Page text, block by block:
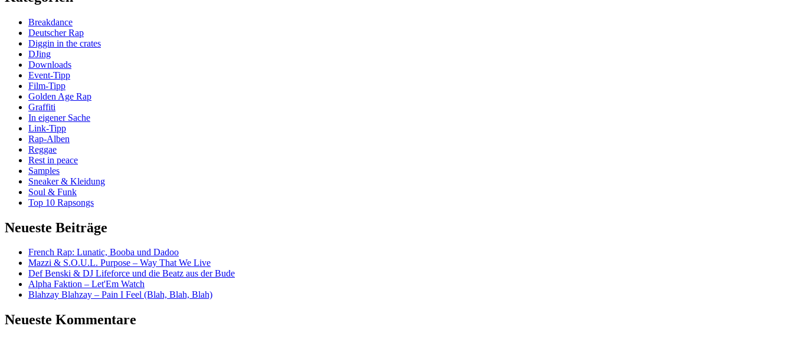
Breakdance
Deutscher Rap
Diggin in the crates
DJing
Downloads
Event-Tipp
Film-Tipp
Golden Age Rap
Graffiti
In eigener Sache
Link-Tipp
Rap-Alben
Reggae
Rest in peace
Samples
Sneaker & Kleidung
Soul & Funk
Top 10 Rapsongs
Neueste Beiträge
French Rap: Lunatic, Booba und Dadoo
Mazzi & S.O.U.L. Purpose – Way That We Live
Def Benski & DJ Lifeforce und die Beatz aus der Bude
Alpha Faktion – Let'Em Watch
Blahzay Blahzay – Pain I Feel (Blah, Blah, Blah)
Neueste Kommentare